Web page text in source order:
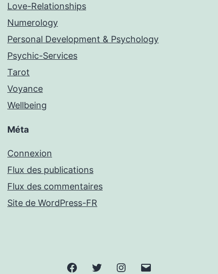
Love-Relationships
Numerology
Personal Development & Psychology
Psychic-Services
Tarot
Voyance
Wellbeing
Méta
Connexion
Flux des publications
Flux des commentaires
Site de WordPress-FR
FacebookTwitter Instagram